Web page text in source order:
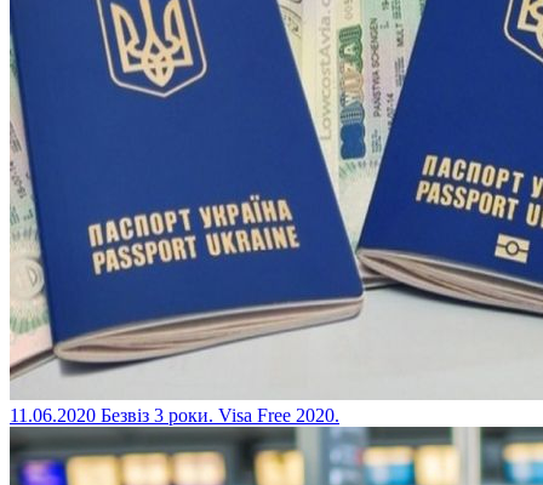
11.06.2020 Безвіз 3 роки. Visa Free 2020.